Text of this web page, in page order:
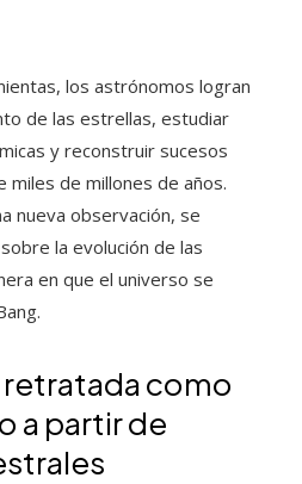
los astrónomos logran
de las estrellas, estudiar
y reconstruir sucesos
miles de millones de años.
nueva observación, se
la evolución de las
en que el universo se
retratada como
a partir de